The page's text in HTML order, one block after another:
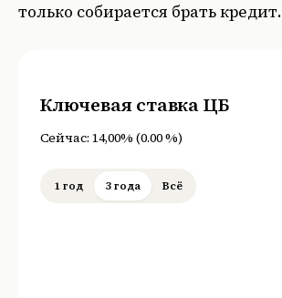
только собирается брать кредит.
Ключевая ставка ЦБ
Сейчас: 14,00% (0.00%)
1 год 3 года Всё